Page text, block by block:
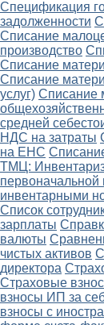
Спецификация
задолженности
Списание
производство
Списание
Списание
услуг) Списание
средней
НДС на затраты
на ЕНС
ТМЦ:
первоначальной
инвентарными
Список
зарплаты
валюты
чистых активов
директора
Страховые
взносы ИП за
взносы с